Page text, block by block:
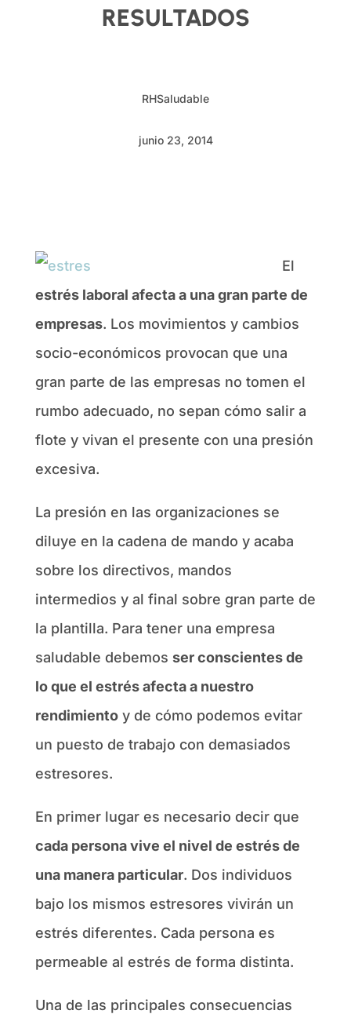
RESULTADOS
RHSaludable
junio 23, 2014
El
estrés laboral afecta a una gran parte de
empresas. Los movimientos y cambios
socio-económicos provocan que una
gran parte de las empresas no tomen el
rumbo adecuado, no sepan cómo salir a
flote y vivan el presente con una presión
excesiva.
La presión en las organizaciones se
diluye en la cadena de mando y acaba
sobre los directivos, mandos
intermedios y al final sobre gran parte de
la plantilla. Para tener una empresa
saludable debemos ser conscientes de
lo que el estrés afecta a nuestro
rendimientoy de cómo podemos evitar
un puesto de trabajo con demasiados
estresores.
En primer lugar es necesario decir que
cada persona vive el nivel de estrés de
una manera particular. Dos individuos
bajo los mismos estresores vivirán un
estrés diferentes. Cada persona es
permeable al estrés de forma distinta.
Una de las principales consecuencias